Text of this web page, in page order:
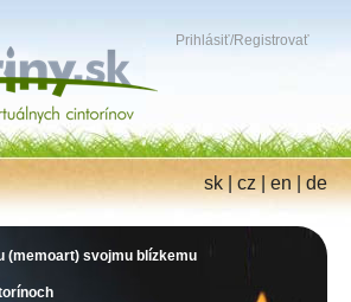
Prihlásiť/Registrovať
sk|cz|en|de
(memoart) svojmu blízkemu